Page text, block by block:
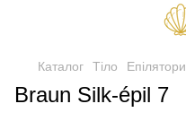
Каталог Тіло Епілятори
Braun Silk-épil 7